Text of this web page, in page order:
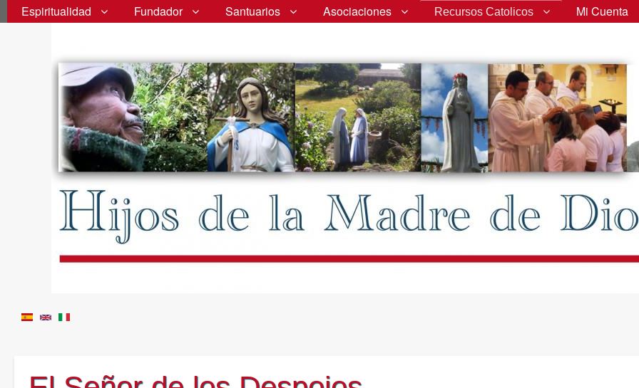
Espiritualidad Fundador Santuarios Asociaciones Recursos Catolicos Mi Cuenta